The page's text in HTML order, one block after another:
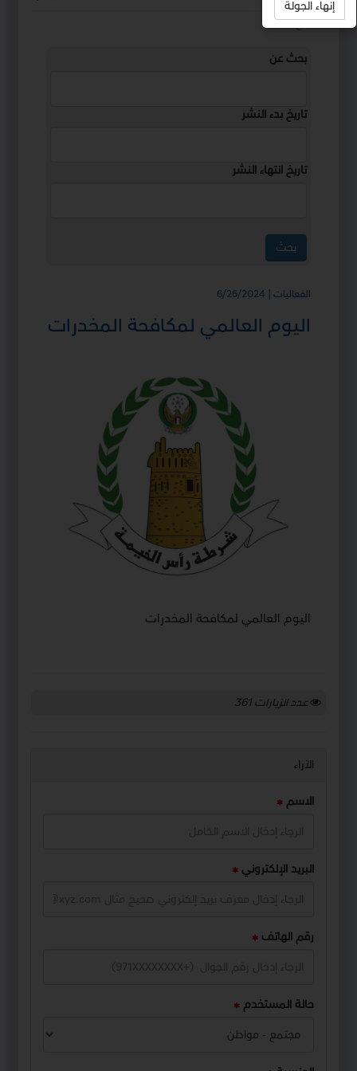
استمع
بحث عن
تاريخ بدء النشر
تاريخ انتهاء النشر
الفعاليات | 6/26/2024
اليوم العالمي لمكافحة المخدرات
اليوم العالمي لمكافحة المخدرات
عدد الزيارات361
الآراء
الاسم
البريد الإلكتروني
رقم الهاتف
حالة المستخدم
إنهاء الجولة